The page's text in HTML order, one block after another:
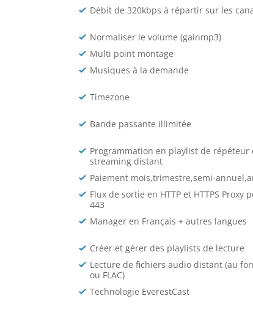
Débit de 320kbps à répartir sur les
Normaliser le volume (gainmp3)
Multi point montage
Musiques à la demande
Timezone
Bande passante illimitée
Programmation en playlist de répéteur
streaming distant
Paiement mois,trimestre,semi-
Flux de sortie en HTTP et HTTPS Proxy
443
Manager en Français + autres langues
Créer et gérer des playlists de lecture
Lecture de fichiers audio distant (au
ou FLAC)
Technologie EverestCast